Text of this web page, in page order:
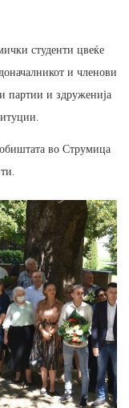
студенти цвеќе
и членови
партии и здруженија
во Струмица